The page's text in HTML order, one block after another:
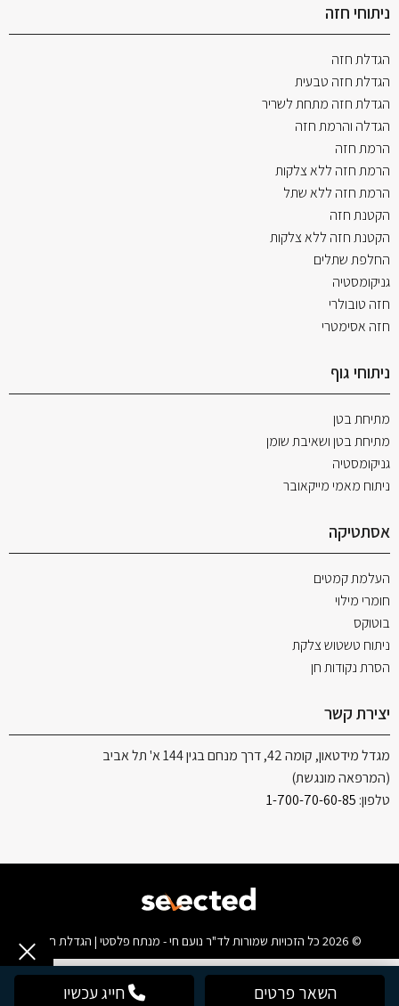
השאר פרטים חייג עכשיו
ניתוחי חזה
הגדלת חזה
הגדלת חזה טבעית
הגדלת חזה מתחת לשריר
הגדלה והרמת חזה
הרמת חזה
הרמת חזה ללא צלקות
הרמת חזה ללא שתל
הקטנת חזה
הקטנת חזה ללא צלקות
החלפת שתלים
גניקומסטיה
חזה טובולרי
חזה אסימטרי
ניתוחי גוף
מתיחת בטן
מתיחת בטן ושאיבת שומן
גניקומסטיה
ניתוח מאמי מייקאובר
אסתטיקה
העלמת קמטים
חומרי מילוי
בוטוקס
ניתוח טשטוש צלקת
הסרת נקודות חן
יצירת קשר
מגדל מידטאון, קומה 42, דרך מנחם בגין 144 א' תל אביב
(המרפאה מונגשת)
טלפון: 1-700-70-60-85
© 2026 כל הזכויות שמורות לד"ר נועם חי - מנתח פלסטי | הגדלת חזה